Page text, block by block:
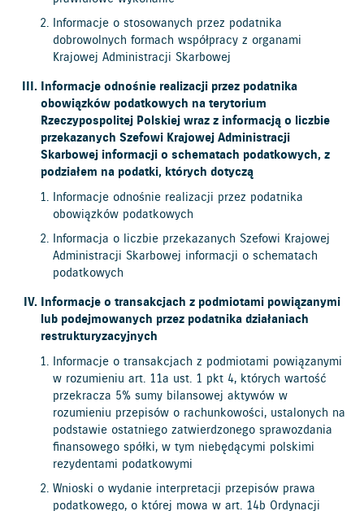
Informacje o stosowanych przez podatnika
dobrowolnych formach współpracy z organami
Krajowej Administracji Skarbowej
Informacje odnośnie realizacji przez podatnika
obowiązków podatkowych na terytorium
Rzeczypospolitej Polskiej wraz z informacją o liczbie
przekazanych Szefowi Krajowej Administracji
Skarbowej informacji o schematach podatkowych, z
podziałem na podatki, których dotyczą
Informacje odnośnie realizacji przez podatnika
obowiązków podatkowych
Informacja o liczbie przekazanych Szefowi Krajowej
Administracji Skarbowej informacji o schematach
podatkowych
Informacje o transakcjach z podmiotami powiązanymi
lub podejmowanych przez podatnika działaniach
restrukturyzacyjnych
Informacje o transakcjach z podmiotami powiązanymi
w rozumieniu art. 11a ust. 1 pkt 4, których wartość
przekracza 5% sumy bilansowej aktywów w
rozumieniu przepisów o rachunkowości, ustalonych na
podstawie ostatniego zatwierdzonego sprawozdania
finansowego spółki, w tym niebędącymi polskimi
rezydentami podatkowymi
Wnioski o wydanie interpretacji przepisów prawa
podatkowego, o której mowa w art. 14b Ordynacji